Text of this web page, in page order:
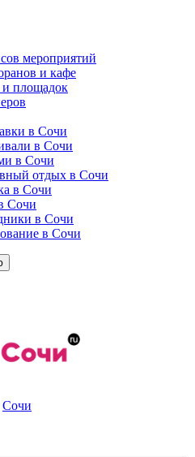
мероприятий
и кафе
и площадок
в Сочи
в Сочи
в Сочи
отдых в Сочи
в Сочи
Сочи
в Сочи
в Сочи
Сочи